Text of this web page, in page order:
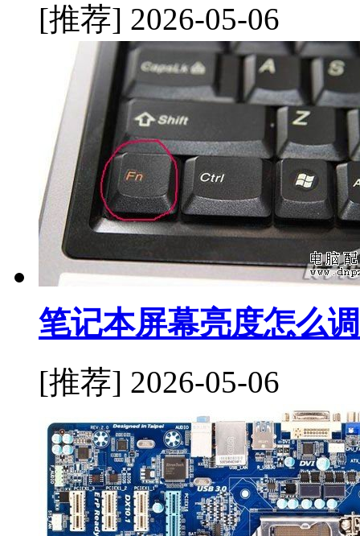
[推荐] 2026-05-06
笔记本屏幕亮度怎么
[推荐] 2026-05-06